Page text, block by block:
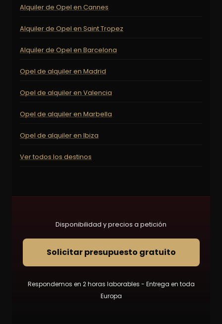
Alquiler de Opel en Cannes
Alquiler de Opel en Saint Tropez
Alquiler de Opel en Barcelona
Opel de alquiler en Madrid
Opel de alquiler en Valencia
Opel de alquiler en Marbella
Opel de alquiler en Ibiza
Ver todos los destinos
Disponibilidad y precios a petición
Solicitar presupuesto gratuito
Respondemos en 2 horas laborables - Entrega en toda
Europa